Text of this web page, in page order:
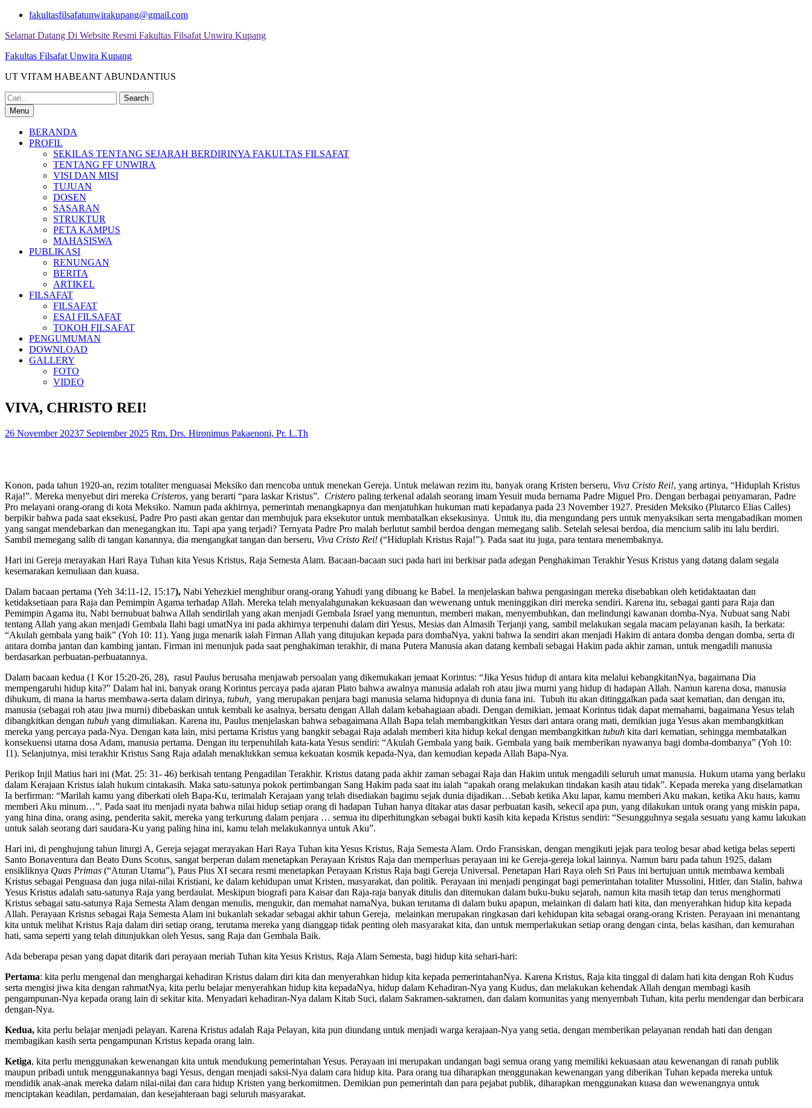
Skip
content
fakultasfilsafatunwirakupang@gmail.com
Selamat Datang Di Website Resmi Fakultas Filsafat Unwira Kupang
Fakultas Filsafat Unwira Kupang
UT VITAM HABEANT ABUNDANTIUS
Search
for:Menu
BERANDA
PROFIL
SEKILAS TENTANG SEJARAH BERDIRINYA FAKULTAS FILSAFAT
TENTANG FF UNWIRA
VISI DAN MISI
TUJUAN
DOSEN
SASARAN
STRUKTUR
PETA KAMPUS
MAHASISWA
PUBLIKASI
RENUNGAN
BERITA
ARTIKEL
FILSAFAT
FILSAFAT
ESAI FILSAFAT
TOKOH FILSAFAT
PENGUMUMAN
DOWNLOAD
GALLERY
FOTO
VIDEO
VIVA, CHRISTO REI!
26 November 20237 September 2025 Rm. Drs. Hironimus Pakaenoni, Pr. L.Th
Konon, pada tahun 1920-an, rezim totaliter menguasai Meksiko dan mencoba untuk menekan Gereja. Untuk melawan rezim itu, banyak orang Kristen berseru, Viva Cristo Rei!, yang artinya, “Hiduplah Kristus
Raja!”. Mereka menyebut diri mereka Cristeros, yang berarti “para laskar Kristus”. Cristero paling terkenal adalah seorang imam Yesuit muda bernama Padre Miguel Pro. Dengan berbagai penyamaran, Padre
Pro melayani orang-orang di kota Meksiko. Namun pada akhirnya, pemerintah menangkapnya dan menjatuhkan hukuman mati kepadanya pada 23 November 1927. Presiden Meksiko (Plutarco Elias Calles)
berpikir bahwa pada saat eksekusi, Padre Pro pasti akan gentar dan membujuk para eksekutor untuk membatalkan eksekusinya. Untuk itu, dia mengundang pers untuk menyaksikan serta mengabadikan momen
yang sangat mendebarkan dan menegangkan itu. Tapi apa yang terjadi? Ternyata Padre Pro malah berlutut sambil berdoa dengan memegang salib. Setelah selesai berdoa, dia mencium salib itu lalu berdiri.
Sambil memegang salib di tangan kanannya, dia mengangkat tangan dan berseru, Viva Cristo Rei! (“Hiduplah Kristus Raja!”). Pada saat itu juga, para tentara menembaknya.
Hari ini Gereja merayakan Hari Raya Tuhan kita Yesus Kristus, Raja Semesta Alam. Bacaan-bacaan suci pada hari ini berkisar pada adegan Penghakiman Terakhir Yesus Kristus yang datang dalam segala
kesemarakan kemuliaan dan kuasa.
Dalam bacaan pertama (Yeh 34:11-12, 15:17), Nabi Yehezkiel menghibur orang-orang Yahudi yang dibuang ke Babel. Ia menjelaskan bahwa pengasingan mereka disebabkan oleh ketidaktaatan dan
ketidaksetiaan para Raja dan Pemimpin Agama terhadap Allah. Mereka telah menyalahgunakan kekuasaan dan wewenang untuk meninggikan diri mereka sendiri. Karena itu, sebagai ganti para Raja dan
Pemimpin Agama itu, Nabi bernubuat bahwa Allah sendirilah yang akan menjadi Gembala Israel yang menuntun, memberi makan, menyembuhkan, dan melindungi kawanan domba-Nya. Nubuat sang Nabi
tentang Allah yang akan menjadi Gembala Ilahi bagi umatNya ini pada akhirnya terpenuhi dalam diri Yesus, Mesias dan Almasih Terjanji yang, sambil melakukan segala macam pelayanan kasih, Ia berkata:
“Akulah gembala yang baik” (Yoh 10: 11). Yang juga menarik ialah Firman Allah yang ditujukan kepada para dombaNya, yakni bahwa Ia sendiri akan menjadi Hakim di antara domba dengan domba, serta di
antara domba jantan dan kambing jantan. Firman ini menunjuk pada saat penghakiman terakhir, di mana Putera Manusia akan datang kembali sebagai Hakim pada akhir zaman, untuk mengadili manusia
berdasarkan perbuatan-perbuatannya.
Dalam bacaan kedua (1 Kor 15:20-26, 28), rasul Paulus berusaha menjawab persoalan yang dikemukakan jemaat Korintus: “Jika Yesus hidup di antara kita melalui kebangkitanNya, bagaimana Dia
mempengaruhi hidup kita?” Dalam hal ini, banyak orang Korintus percaya pada ajaran Plato bahwa awalnya manusia adalah roh atau jiwa murni yang hidup di hadapan Allah. Namun karena dosa, manusia
dihukum, di mana ia harus membawa-serta dalam dirinya, tubuh,
yang merupakan penjara bagi manusia selama hidupnya di dunia fana ini. Tubuh itu akan ditinggalkan pada saat kematian, dan dengan itu,
manusia (sebagai roh atau jiwa murni) dibebaskan untuk kembali ke asalnya, bersatu dengan Allah dalam kebahagiaan abadi. Dengan demikian, jemaat Korintus tidak dapat memahami, bagaimana Yesus telah
dibangkitkan dengan tubuh yang dimuliakan. Karena itu, Paulus menjelaskan bahwa sebagaimana Allah Bapa telah membangkitkan Yesus dari antara orang mati, demikian juga Yesus akan membangkitkan
mereka yang percaya pada-Nya. Dengan kata lain, misi pertama Kristus yang bangkit sebagai Raja adalah memberi kita hidup kekal dengan membangkitkan tubuh kita dari kematian, sehingga membatalkan
konsekuensi utama dosa Adam, manusia pertama. Dengan itu terpenuhilah kata-kata Yesus sendiri: “Akulah Gembala yang baik. Gembala yang baik memberikan nyawanya bagi domba-dombanya” (Yoh 10:
11). Selanjutnya, misi terakhir Kristus Sang Raja adalah menaklukkan semua kekuatan kosmik kepada-Nya, dan kemudian kepada Allah Bapa-Nya.
Perikop Injil Matius hari ini (Mat. 25: 31- 46) berkisah tentang Pengadilan Terakhir. Kristus datang pada akhir zaman sebagai Raja dan Hakim untuk mengadili seluruh umat manusia. Hukum utama yang berlaku
dalam Kerajaan Kristus ialah hukum cintakasih. Maka satu-satunya pokok pertimbangan Sang Hakim pada saat itu ialah “apakah orang melakukan tindakan kasih atau tidak”. Kepada mereka yang diselamatkan
Ia berfirman: “Marilah kamu yang diberkati oleh Bapa-Ku, terimalah Kerajaan yang telah disediakan bagimu sejak dunia dijadikan…Sebab ketika Aku lapar, kamu memberi Aku makan, ketika Aku haus, kamu
memberi Aku minum…”. Pada saat itu menjadi nyata bahwa nilai hidup setiap orang di hadapan Tuhan hanya ditakar atas dasar perbuatan kasih, sekecil apa pun, yang dilakukan untuk orang yang miskin papa,
yang hina dina, orang asing, penderita sakit, mereka yang terkurung dalam penjara … semua itu diperhitungkan sebagai bukti kasih kita kepada Kristus sendiri: “Sesungguhnya segala sesuatu yang kamu lakukan
untuk salah seorang dari saudara-Ku yang paling hina ini, kamu telah melakukannya untuk Aku”.
Hari ini, di penghujung tahun liturgi A, Gereja sejagat merayakan Hari Raya Tuhan kita Yesus Kristus, Raja Semesta Alam. Ordo Fransiskan, dengan mengikuti jejak para teolog besar abad ketiga belas seperti
Santo Bonaventura dan Beato Duns Scotus, sangat berperan dalam menetapkan Perayaan Kristus Raja dan memperluas perayaan ini ke Gereja-gereja lokal lainnya. Namun baru pada tahun 1925, dalam
ensikliknya Quas Primas (“Aturan Utama”), Paus Pius XI secara resmi menetapkan Perayaan Kristus Raja bagi Gereja Universal. Penetapan Hari Raya oleh Sri Paus ini bertujuan untuk membawa kembali
Kristus sebagai Penguasa dan juga nilai-nilai Kristiani, ke dalam kehidupan umat Kristen, masyarakat, dan politik. Perayaan ini menjadi pengingat bagi pemerintahan totaliter Mussolini, Hitler, dan Stalin, bahwa
Yesus Kristus adalah satu-satunya Raja yang berdaulat. Meskipun biografi para Kaisar dan Raja-raja banyak ditulis dan ditemukan dalam buku-buku sejarah, namun kita masih tetap dan terus menghormati
Kristus sebagai satu-satunya Raja Semesta Alam dengan menulis, mengukir, dan memahat namaNya, bukan terutama di dalam buku apapun, melainkan di dalam hati kita, dan menyerahkan hidup kita kepada
Allah. Perayaan Kristus sebagai Raja Semesta Alam ini bukanlah sekadar sebagai akhir tahun Gereja, melainkan merupakan ringkasan dari kehidupan kita sebagai orang-orang Kristen. Perayaan ini menantang
kita untuk melihat Kristus Raja dalam diri setiap orang, terutama mereka yang dianggap tidak penting oleh masyarakat kita, dan untuk memperlakukan setiap orang dengan cinta, belas kasihan, dan kemurahan
hati, sama seperti yang telah ditunjukkan oleh Yesus, sang Raja dan Gembala Baik.
Ada beberapa pesan yang dapat ditarik dari perayaan meriah Tuhan kita Yesus Kristus, Raja Alam Semesta, bagi hidup kita sehari-hari:
Pertama: kita perlu mengenal dan menghargai kehadiran Kristus dalam diri kita dan menyerahkan hidup kita kepada pemerintahanNya. Karena Kristus, Raja kita tinggal di dalam hati kita dengan Roh Kudus
serta mengisi jiwa kita dengan rahmatNya, kita perlu belajar menyerahkan hidup kita kepadaNya, hidup dalam Kehadiran-Nya yang Kudus, dan melakukan kehendak Allah dengan membagi kasih
pengampunan-Nya kepada orang lain di sekitar kita. Menyadari kehadiran-Nya dalam Kitab Suci, dalam Sakramen-sakramen, dan dalam komunitas yang menyembah Tuhan, kita perlu mendengar dan berbicara
dengan-Nya.
Kedua, kita perlu belajar menjadi pelayan. Karena Kristus adalah Raja Pelayan, kita pun diundang untuk menjadi warga kerajaan-Nya yang setia, dengan memberikan pelayanan rendah hati dan dengan
membagikan kasih serta pengampunan Kristus kepada orang lain.
Ketiga, kita perlu menggunakan kewenangan kita untuk mendukung pemerintahan Yesus. Perayaan ini merupakan undangan bagi semua orang yang memiliki kekuasaan atau kewenangan di ranah publik
maupun pribadi untuk menggunakannya bagi Yesus, dengan menjadi saksi-Nya dalam cara hidup kita. Para orang tua diharapkan menggunakan kewenangan yang diberikan Tuhan kepada mereka untuk
mendidik anak-anak mereka dalam nilai-nilai dan cara hidup Kristen yang berkomitmen. Demikian pun pemerintah dan para pejabat publik, diharapkan menggunakan kuasa dan wewenangnya untuk
menciptakan keadilan, perdamaian, dan kesejahteraan bagi seluruh masyarakat.